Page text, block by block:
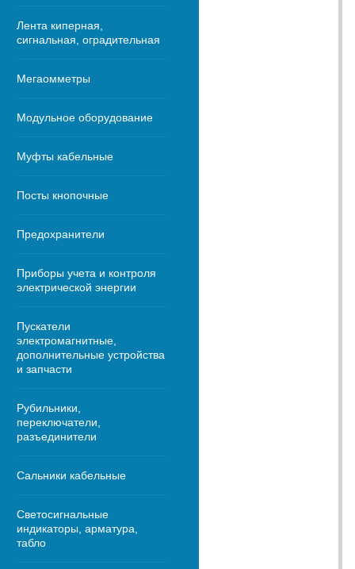
Лента киперная,
сигнальная, оградительная
Мегаомметры
Модульное оборудование
Муфты кабельные
Посты кнопочные
Предохранители
Приборы учета и контроля
электрической энергии
Пускатели
электромагнитные,
дополнительные устройства
и запчасти
Рубильники,
переключатели,
разъединители
Сальники кабельные
Светосигнальные
индикаторы, арматура,
табло